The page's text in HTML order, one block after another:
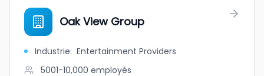
Oak View Group
Industrie: Entertainment Providers
5001-10,000 employés